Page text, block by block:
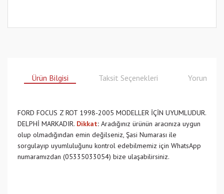
Ürün Bilgisi Taksit Seçenekleri Yorumlar
FORD FOCUS Z ROT 1998-2005 MODELLER İÇİN UYUMLUDUR.
DELPHİ MARKADIR. Dikkat: Aradığınız ürünün aracınıza uygun
olup olmadığından emin değilseniz, Şasi Numarası ile
sorgulayıp uyumluluğunu kontrol edebilmemiz için WhatsApp
numaramızdan (05335033054) bize ulaşabilirsiniz.